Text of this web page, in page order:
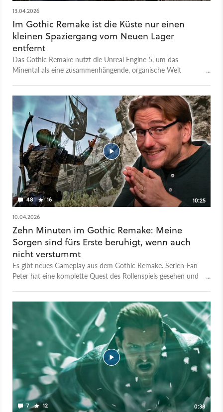
13.04.2026
Im Gothic Remake ist die Küste nur einen
kleinen Spaziergang vom Neuen Lager
entfernt
Das Gothic Remake nutzt die Unreal Engine 5, um das
Minental als eine zusammenhängende, organische Welt
um dort einen Auftrag der Söldner zu erfüllen. Das
modernisierte Kampfsystem soll trotz der technischen
Generalüberholung seinen taktischen Wurzeln treu bleiben.
Am 5. Juni 2026 erscheint das Rollenspiel für PC, PlayStation
5 und Xbox Series X/S. Peter findet: Der Release im
Sommerloch könnte eine Chance sein.
48 16
10:25
10.04.2026
Zehn Minuten im Gothic Remake: Meine
Sorgen sind fürs Erste beruhigt, wenn auch
nicht verstummt
Es gibt neues Gameplay aus dem Gothic Remake. Serien-Fan
Peter hat eine komplette Quest des Rollenspiels gesehen und
Lager müssen Spieler auf Schatzsuche gehen. Doch das
begehrte magische Artefakt befindet sich unter der
Meeresoberfläche. So hat der Namenlose Gelegenheit, seine
neue Tauchfähigkeit im Remake auszuprobieren und sogar
noch bei angehaltenem Atem das Schlösser-knacken-Minispiel
zu absolvieren. In Gothic aus dem Jahr 2001 fand sich die
entsprechende Kiste noch über Wasser. Es sind solche kleinen
und größeren Änderungen an bestehenden Quests, die das
Gothic-Remake auch für Fans besonders machen sollen. Für
Peter gibt's im Gameplay schon viele Hinweise darauf, dass die
7 12
0:38